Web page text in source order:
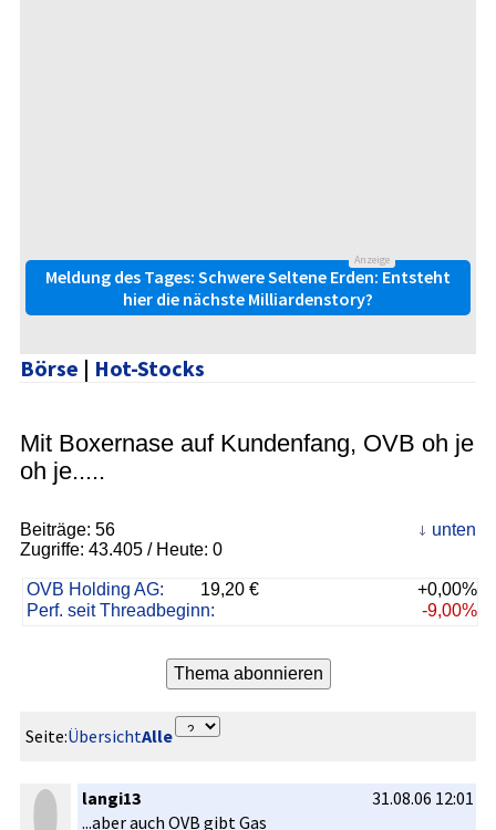
Anzeige
Meldung des Tages: Schwere Seltene Erden: Entsteht
hier die nächste Milliardenstory?
Börse | Hot-Stocks
Mit Boxernase auf Kundenfang, OVB oh je
oh je.....
Beiträge: 56
Zugriffe: 43.405 / Heute: 0
unten
OVB Holding AG: 19,20 €
+0,00%
Perf. seit Threadbeginn:
-9,00%
Seite:ÜbersichtAlle
langi13 31.08.06 12:01
...aber auch OVB gibt Gas